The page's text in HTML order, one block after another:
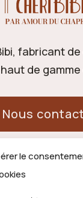
le
fabricant
de gamme
Nous
21 route de